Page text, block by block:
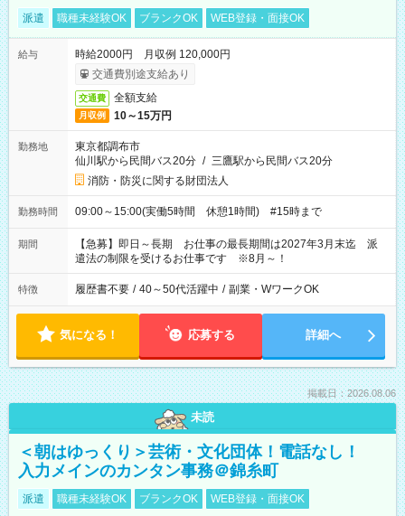
派遣 職種未経験OK ブランクOK WEB登録・面接OK
給与
時給2000円 月収例 120,000円
交通費別途支給あり
交通費 全額支給
月収例 10～15万円
勤務地
東京都調布市
仙川駅から民間バス20分 / 三鷹駅から民間バス20分
消防・防災に関する財団法人
勤務時間 09:00～15:00(実働5時間 休憩1時間) #15時まで
期間
【急募】即日～長期 お仕事の最長期間は2027年3月末迄 派
遣法の制限を受けるお仕事です ※8月～！
特徴 履歴書不要 / 40～50代活躍中 / 副業・WワークOK
気になる！ 応募する 詳細へ
掲載日：2026.08.06
未読
＜朝はゆっくり＞芸術・文化団体！電話なし！
入力メインのカンタン事務＠錦糸町
派遣 職種未経験OK ブランクOK WEB登録・面接OK